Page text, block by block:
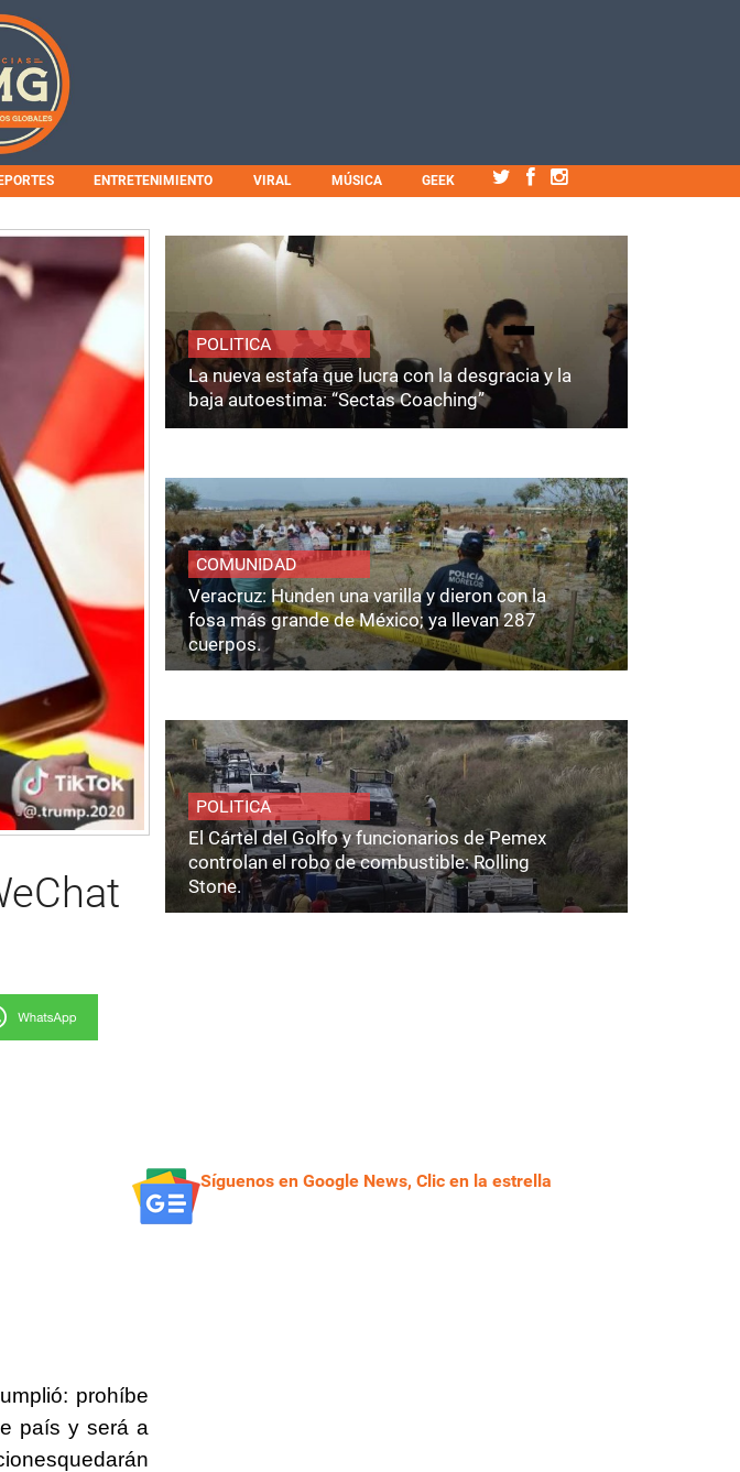
ENTRETENIMIENTO VIRAL MÚSICA GEEK
prohíbe
país y será a
POLITICA
La nueva estafa que lucra con la desgracia y la
baja autoestima: “Sectas Coaching”
COMUNIDAD
Veracruz: Hunden una varilla y dieron con la
fosa más grande de México; ya llevan 287
cuerpos.
POLITICA
El Cártel del Golfo y funcionarios de Pemex
controlan el robo de combustible: Rolling
Stone.
Síguenos en Google News, Clic en la estrella